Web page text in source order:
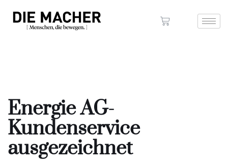
Energie AG-
Kundenservice
ausgezeichnet